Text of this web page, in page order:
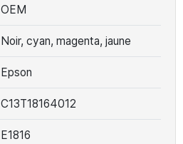
OEM
Noir, cyan, magenta, jaune
Epson
C13T18164012
E1816